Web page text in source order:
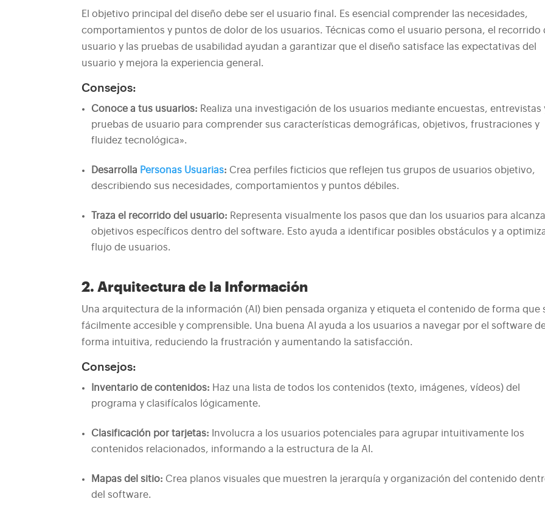
El objetivo principal del diseño debe ser el usuario final. Es esencial comprender las necesidades,
comportamientos y puntos de dolor de los usuarios. Técnicas como el usuario persona, el recorrido
usuario y las pruebas de usabilidad ayudan a garantizar que el diseño satisface las expectativas del
usuario y mejora la experiencia general.
Consejos:
Conoce a tus usuarios: Realiza una investigación de los usuarios mediante encuestas, entrevistas
pruebas de usuario para comprender sus características demográficas, objetivos, frustraciones y
fluidez tecnológica».
Desarrolla Personas Usuarias: Crea perfiles ficticios que reflejen tus grupos de usuarios objetivo,
describiendo sus necesidades, comportamientos y puntos débiles.
Traza el recorrido del usuario: Representa visualmente los pasos que dan los usuarios para
objetivos específicos dentro del software. Esto ayuda a identificar posibles obstáculos y a
flujo de usuarios.
2. Arquitectura de la Información
Una arquitectura de la información (AI) bien pensada organiza y etiqueta el contenido de forma que
fácilmente accesible y comprensible. Una buena AI ayuda a los usuarios a navegar por el software
forma intuitiva, reduciendo la frustración y aumentando la satisfacción.
Consejos:
Inventario de contenidos: Haz una lista de todos los contenidos (texto, imágenes, vídeos) del
programa y clasifícalos lógicamente.
Clasificación por tarjetas: Involucra a los usuarios potenciales para agrupar intuitivamente los
contenidos relacionados, informando a la estructura de la AI.
Mapas del sitio: Crea planos visuales que muestren la jerarquía y organización del contenido
del software.